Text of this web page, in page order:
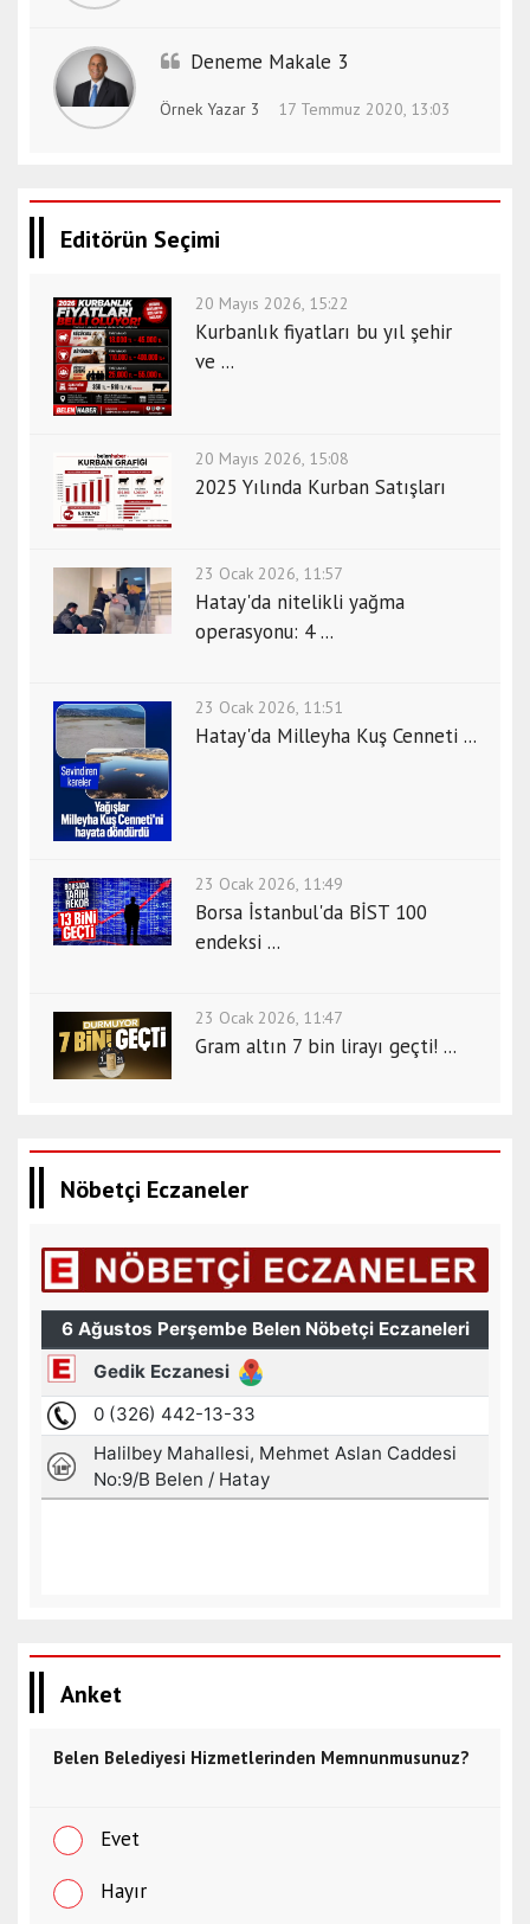
Deneme Makale 3
Örnek Yazar 3 17 Temmuz 2020, 13:03
Editörün Seçimi
20 Mayıs 2026, 15:22
Kurbanlık fiyatları bu yıl şehir
ve ...
20 Mayıs 2026, 15:08
2025 Yılında Kurban Satışları
23 Ocak 2026, 11:57
Hatay'da nitelikli yağma
operasyonu: 4 ...
23 Ocak 2026, 11:51
Hatay'da Milleyha Kuş Cenneti ...
23 Ocak 2026, 11:49
Borsa İstanbul'da BİST 100
endeksi ...
23 Ocak 2026, 11:47
Gram altın 7 bin lirayı geçti! ...
Nöbetçi Eczaneler
Anket
Belen Belediyesi Hizmetlerinden Memnunmusunuz?
Evet
Hayır